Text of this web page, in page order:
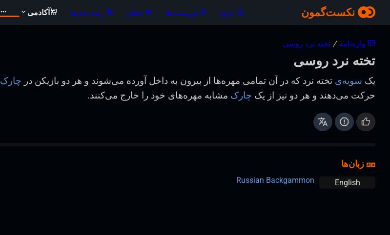
نکست‌گمون بازی تورنمنت‌ها تحلیل رتبه‌بندی‌ها آکادمی
واژه‌نامه / تخته نرد روسی
تخته نرد روسی
یک سویه‌ی تخته نرد که در آن تمامی مهره‌ها از بیرون به داخل آورده می‌شوند و هر دو بازیکن در چارک
حرکت می‌دهند و هر دو نیز از یک چارک مشابه مهره‌های خود را خارج می‌کنند.
زبان‌ها
English
Russian Backgammon